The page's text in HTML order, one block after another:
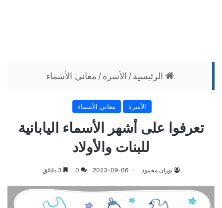
الرئيسية / الأسرة / معاني الأسماء
الأسرة معاني الأسماء
تعرفوا على أشهر الأسماء اليابانية
للبنات والأولاد
نوران محمود 2023-09-06
0